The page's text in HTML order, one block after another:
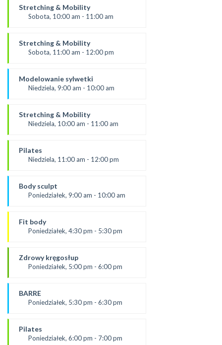
Ola C.
* Zajęcia dla dorosłych i dzieci
Stretching & Mobility
Sobota, 10:00 am - 11:00 am
Ola C.
*Zajęcia dla dorosłych i dzieci
Stretching & Mobility
Sobota, 11:00 am - 12:00 pm
Aneta
*Zajęcia dla dorosłych i dzieci
Modelowanie sylwetki
Niedziela, 9:00 am - 10:00 am
Aneta J
SALA 1
Stretching & Mobility
Niedziela, 10:00 am - 11:00 am
Aneta J
*Zajęcia dla dorosłych i dzieci
Pilates
Niedziela, 11:00 am - 12:00 pm
Żaneta
SALA 1
Body sculpt
Poniedziałek, 9:00 am - 10:00 am
Aneta
SALA 1
Fit body
Poniedziałek, 4:30 pm - 5:30 pm
Justyna
*Zajęcia dla dorosłych i dzieci
Zdrowy kręgosłup
Poniedziałek, 5:00 pm - 6:00 pm
prowadząca:
Żaneta
BARRE
Poniedziałek, 5:30 pm - 6:30 pm
Aneta J.
SALA 1
Pilates
Poniedziałek, 6:00 pm - 7:00 pm